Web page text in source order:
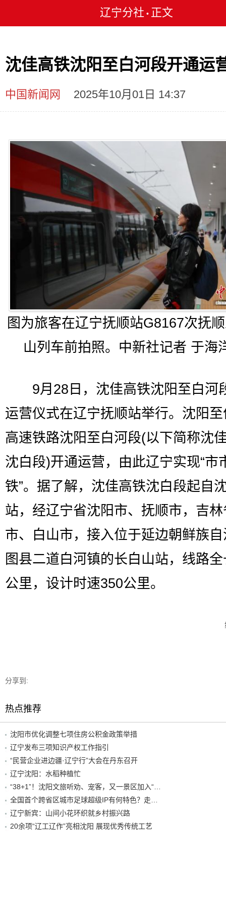
辽宁分社 • 正文
沈佳高铁沈阳至白河段开通运
中国新闻网 2025年10月01日 14:37
图为旅客在辽宁抚顺站G8167次抚
山列车前拍照。中新社记者 于海
9月28日，沈佳高铁沈阳至白河
运营仪式在辽宁抚顺站举行。沈阳
高速铁路沈阳至白河段(以下简称沈
沈白段)开通运营，由此辽宁实现“市
铁”。据了解，沈佳高铁沈白段起自
站，经辽宁省沈阳市、抚顺市，吉
市、白山市，接入位于延边朝鲜族
图县二道白河镇的长白山站，线路
公里，设计时速350公里。
分享到:
热点推荐
沈阳市优化调整七项住房公积金政策举措
辽宁发布三项知识产权工作指引
“民营企业进边疆·辽宁行”大会在丹东召开
辽宁沈阳：水稻种植忙
辽宁新宾：山间小花环织就乡村振兴路
20余项“辽工辽作”亮相沈阳 展现优秀传统工艺